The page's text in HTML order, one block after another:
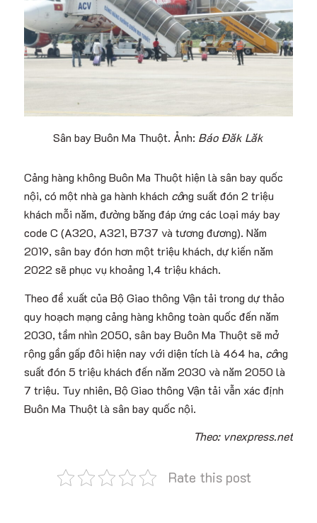
Sân bay Buôn Ma Thuột. Ảnh: Báo Đăk Lăk
Cảng hàng không Buôn Ma Thuột hiện là sân bay quốc
nội, có một nhà ga hành khách công suất đón 2 triệu
khách mỗi năm, đường băng đáp ứng các loại máy bay
code C (A320, A321, B737 và tương đương). Năm
2019, sân bay đón hơn một triệu khách, dự kiến năm
2022 sẽ phục vụ khoảng 1,4 triệu khách.
Theo đề xuất của Bộ Giao thông Vận tải trong dự thảo
quy hoạch mạng cảng hàng không toàn quốc đến năm
2030, tầm nhìn 2050, sân bay Buôn Ma Thuột sẽ mở
rộng gần gấp đôi hiện nay với diện tích là 464 ha, công
suất đón 5 triệu khách đến năm 2030 và năm 2050 là
7 triệu. Tuy nhiên, Bộ Giao thông Vận tải vẫn xác định
Buôn Ma Thuột là sân bay quốc nội.
Theo: vnexpress.net
Rate this post